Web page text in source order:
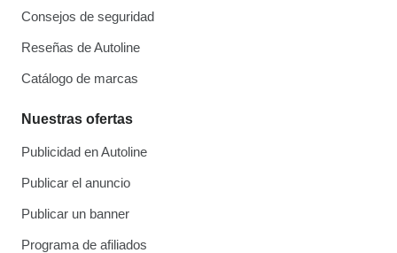
Consejos de seguridad
Reseñas de Autoline
Catálogo de marcas
Nuestras ofertas
Publicidad en Autoline
Publicar el anuncio
Publicar un banner
Programa de afiliados